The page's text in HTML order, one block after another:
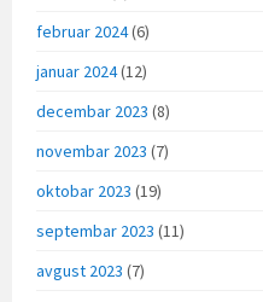
februar 2024(6)
januar 2024(12)
decembar 2023 (8)
novembar 2023 (7)
oktobar 2023 (19)
septembar 2023 (11)
avgust 2023 (7)